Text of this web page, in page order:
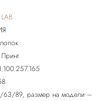
63/89, размер на модели –